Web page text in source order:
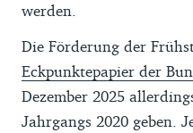
werden.
Die Förderung der
Eckpunktepapier der
Dezember 2025
Jahrgangs 2020 geben.